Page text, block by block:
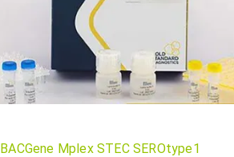
BACGene Mplex STEC SEROtype1